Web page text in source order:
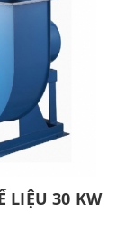
LIỆU 30 KW